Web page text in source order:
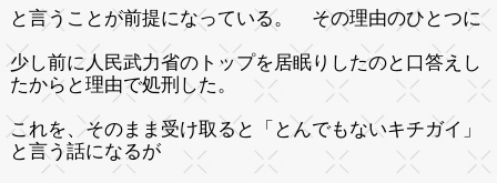
と言うことが前提になっている。 その理由のひとつに
少し前に人民武力省のトップを居眠りしたのと口答えし
たからと理由で処刑した。
これを、そのまま受け取ると「とんでもないキチガイ」
と言う話になるが